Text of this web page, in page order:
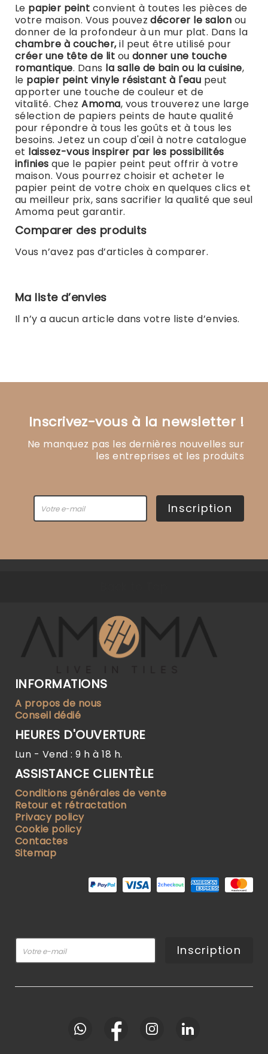
Le papier peint convient à toutes les pièces de
votre maison. Vous pouvez décorer le salon ou
donner de la profondeur à un mur plat. Dans la
chambre à coucher,il peut être utilisé pour
créer une tête de lit oudonner une touche
romantique. Dans la salle de bain ou la cuisine,
le papier peint vinyle résistant à l'eau peut
apporter une touche de couleur et de
vitalité. ChezAmoma, vous trouverez une large
sélection de papiers peints de haute qualité
pour répondre à tous les goûts et à tous les
besoins.Jetez un coup d'œil à notre catalogue
et laissez-vous inspirer par les possibilités
infinies que le papier peint peut offrir à votre
maison. Vous pourrez choisir et acheter le
papier peint de votre choix en quelques clics et
au meilleur prix, sans sacrifier la qualité que seul
Amoma peut garantir.
Comparer des produits
Vous n’avez pas d’articles à comparer.
Ma liste d’envies
Il n’y a aucun article dans votre liste d’envies.
Inscrivez-vous à la newsletter !
Ne manquez pas les dernières nouvelles sur
les entreprises et les produits
Inscription
INFORMATIONS
A propos de nous
Conseil dédié
HEURES D'OUVERTURE
Lun - Vend : 9 h à 18 h.
ASSISTANCE CLIENTÈLE
Conditions générales de vente
Retour et rétractation
Privacy policy
Cookie policy
Contactes
Sitemap
Inscription